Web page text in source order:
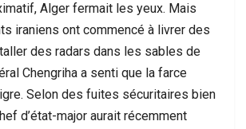
Alger fermait les yeux. Mais
iraniens ont commencé à livrer des
des radars dans les sables de
Chengriha a senti que la farce
Selon des fuites sécuritaires bien
d’état-major aurait récemment